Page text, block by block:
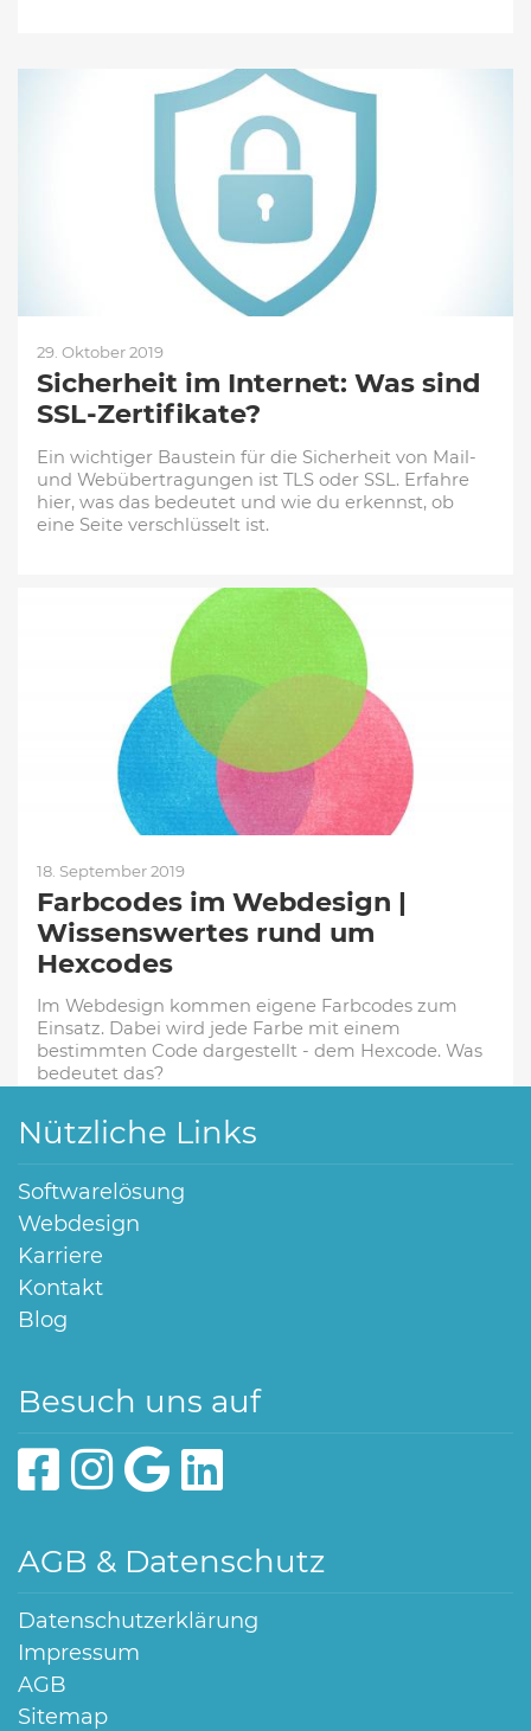
29. Oktober 2019
Sicherheit im Internet: Was sind
SSL-Zertifikate?
Ein wichtiger Baustein für die Sicherheit von Mail-
und Webübertragungen ist TLS oder SSL. Erfahre
hier, was das bedeutet und wie du erkennst, ob
eine Seite verschlüsselt ist.
18. September 2019
Farbcodes im Webdesign |
Wissenswertes rund um
Hexcodes
Im Webdesign kommen eigene Farbcodes zum
Einsatz. Dabei wird jede Farbe mit einem
bestimmten Code dargestellt - dem Hexcode. Was
bedeutet das?
Nützliche Links
Softwarelösung
Webdesign
Karriere
Kontakt
Blog
Besuch uns auf
AGB & Datenschutz
Datenschutzerklärung
Impressum
AGB
Sitemap